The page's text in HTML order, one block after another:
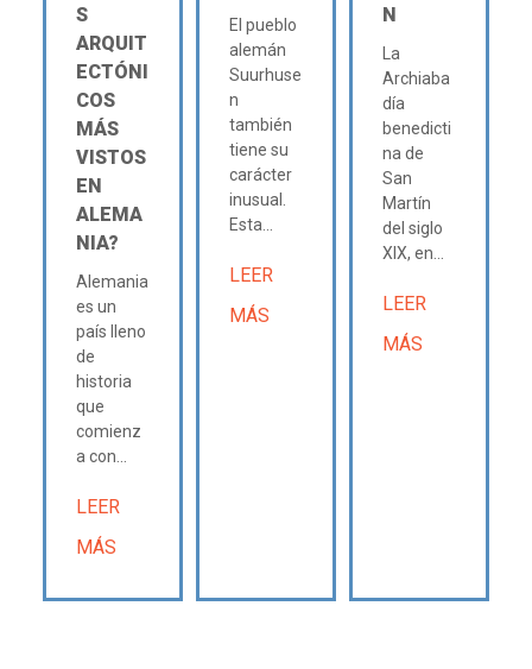
S
ARQUIT
ECTÓNI
COS
MÁS
VISTOS
EN
ALEMA
NIA?
Alemania
es un
país lleno
de
historia
que
comienz
a con...
LEER
MÁS
El pueblo
alemán
Suurhuse
n
también
tiene su
carácter
inusual.
Esta...
LEER
MÁS
N
La
Archiaba
día
benedicti
na de
San
Martín
del siglo
XIX, en...
LEER
MÁS